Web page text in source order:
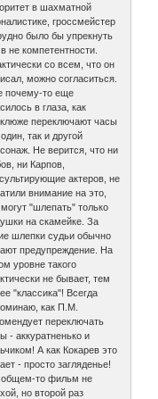
в шахматной
гроссмейстер
было бы упрекнуть
в не компетентности.
со всем, что он
можно согласиться.
почему-то еще
в глаза, как
переключают часы
один, так и другой
Не верится, что ни
ни Карпов,
актеров, не
внимание на это,
могут "шлепать" только
на скамейке. За
шлепки судьи обычно
предупреждение. На
уровне такого
не бывает, тем
"классика"! Всегда
как П.М.
переключать
- аккуратненько и
А как Кокарев это
- просто загляденье!
то фильм не
но второй раз